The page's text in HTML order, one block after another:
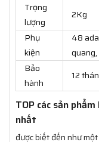
Trọng
lượng
2Kg
Phụ
kiện
48
Bảo
hành
12
TOP các sản
nhất
được biết đến như